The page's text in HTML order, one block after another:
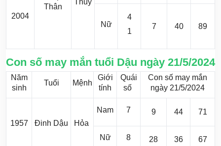
2004
Thân
Thủy
Nữ
4
1
7 40 89
Con số may mắn tuổi Dậu ngày 21/5/2024
Năm
sinh
Tuổi Mệnh
Giới
tính
Quái
số
Con số may mắn
ngày 21/5/2024
1957 Đinh Dậu Hỏa
Nam 7 9 44 71
Nữ 8 28 36 67